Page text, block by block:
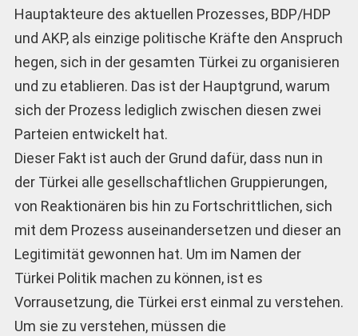
Hauptakteure des aktuellen Prozesses, BDP/HDP
und AKP, als einzige politische Kräfte den Anspruch
hegen, sich in der gesamten Türkei zu organisieren
und zu etablieren. Das ist der Hauptgrund, warum
sich der Prozess lediglich zwischen diesen zwei
Parteien entwickelt hat.
Dieser Fakt ist auch der Grund dafür, dass nun in
der Türkei alle gesellschaftlichen Gruppierungen,
von Reaktionären bis hin zu Fortschrittlichen, sich
mit dem Prozess auseinandersetzen und dieser an
Legitimität gewonnen hat. Um im Namen der
Türkei Politik machen zu können, ist es
Vorrausetzung, die Türkei erst einmal zu verstehen.
Um sie zu verstehen, müssen die